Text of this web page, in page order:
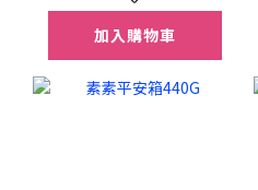
加入購物車